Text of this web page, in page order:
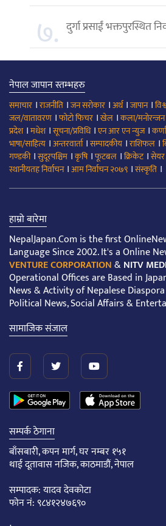
७. दुर्गा प्रसाईं भक्तपुरस्थित
नेपाल जापान स्तम्भहरु
समाचार ।राजनीति ।जन सरोकार ।अर्थ।जापान।
जल/वातावरण ।फोटो फिचर ।खेल ।कला/मनोरन्जन
प्रदेश।मधेश।सूचना/प्रविधि।एन आर एन न्युज।
भाषा/साहित्य ।अन्तरवार्ता।सम्पादकीय ।राशिफल ।
गण्डकी।सुदूरपश्चिम ।कृषि।फूटबल ।क्रिकेट।सेयर
स्थानीयतह निर्वाचन।आम निर्वाचन २०७९ ।संस्कृति ।
हाम्रो बारेमा
NepalJapan.Com is the first
Language Since 2002. It's a Online
VENTURE CORPORATION&NITV
Operational Offices are Based in
News & Activity of Nepalese
Political News, Social Affairs &
सामाजिक संजाल
सम्पर्क ठेगाना
बाँसबारी, कपन मार्ग, घर नम्बर १५१
थाई दूतावास नजिक, काठमाडौं, नेपाल
सम्पादक: यादव देवकोटा
फोन नं: ९८४१२४७६९०